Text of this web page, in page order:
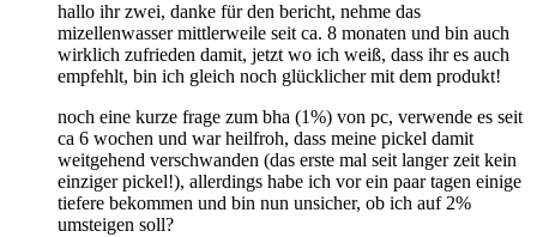
hallo ihr zwei, danke für den bericht, nehme das
mizellenwasser mittlerweile seit ca. 8 monaten und bin auch
wirklich zufrieden damit, jetzt wo ich weiß, dass ihr es auch
empfehlt, bin ich gleich noch glücklicher mit dem produkt!
noch eine kurze frage zum bha (1%) von pc, verwende es seit
ca 6 wochen und war heilfroh, dass meine pickel damit
weitgehend verschwanden (das erste mal seit langer zeit kein
einziger pickel!), allerdings habe ich vor ein paar tagen einige
tiefere bekommen und bin nun unsicher, ob ich auf 2%
umsteigen soll?